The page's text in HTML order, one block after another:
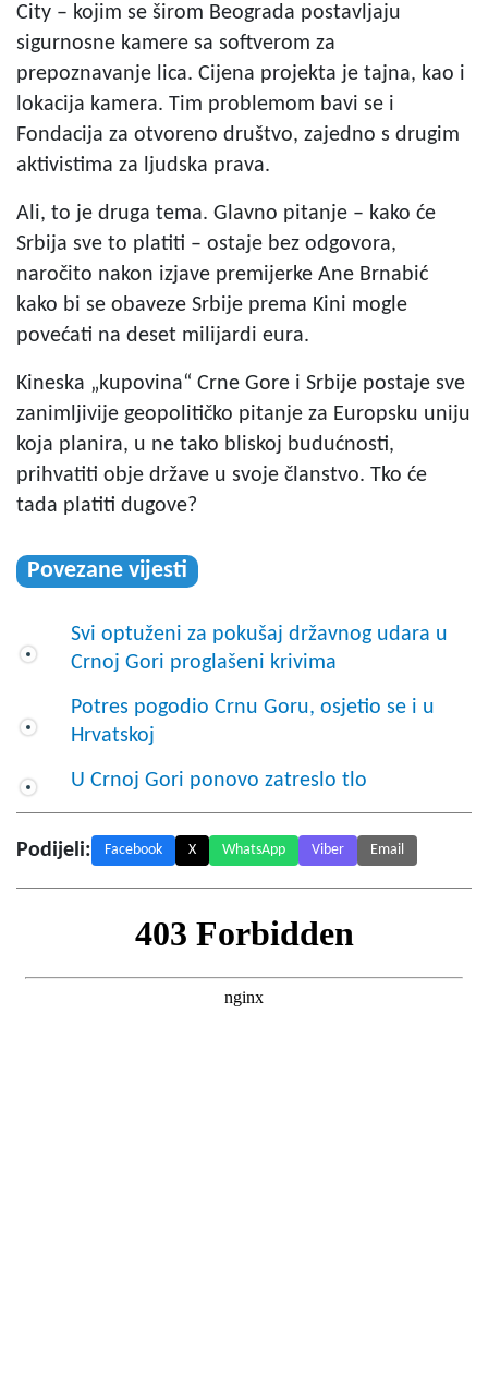
City – kojim se širom Beograda postavljaju
sigurnosne kamere sa softverom za
prepoznavanje lica. Cijena projekta je tajna, kao i
lokacija kamera. Tim problemom bavi se i
Fondacija za otvoreno društvo, zajedno s drugim
aktivistima za ljudska prava.
Ali, to je druga tema. Glavno pitanje – kako će
Srbija sve to platiti – ostaje bez odgovora,
naročito nakon izjave premijerke Ane Brnabić
kako bi se obaveze Srbije prema Kini mogle
povećati na deset milijardi eura.
Kineska „kupovina“ Crne Gore i Srbije postaje sve
zanimljivije geopolitičko pitanje za Europsku uniju
koja planira, u ne tako bliskoj budućnosti,
prihvatiti obje države u svoje članstvo. Tko će
tada platiti dugove?
Povezane vijesti
Svi optuženi za pokušaj državnog udara u
Crnoj Gori proglašeni krivima
Potres pogodio Crnu Goru, osjetio se i u
Hrvatskoj
U Crnoj Gori ponovo zatreslo tlo
Podijeli: Facebook X WhatsApp Viber Email